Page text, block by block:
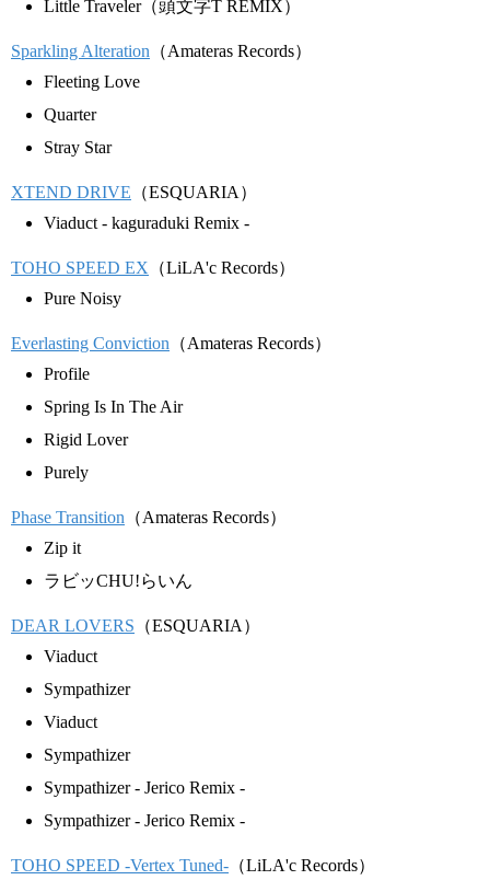
Little Traveler（頭文字T REMIX）
Sparkling Alteration （Amateras Records）
Fleeting Love
Quarter
Stray Star
XTEND DRIVE （ESQUARIA）
Viaduct - kaguraduki Remix -
TOHO SPEED EX （LiLA'c Records）
Pure Noisy
Everlasting Conviction （Amateras Records）
Profile
Spring Is In The Air
Rigid Lover
Purely
Phase Transition （Amateras Records）
Zip it
ラビッCHU!らいん
DEAR LOVERS （ESQUARIA）
Viaduct
Sympathizer
Viaduct
Sympathizer
Sympathizer - Jerico Remix -
Sympathizer - Jerico Remix -
TOHO SPEED -Vertex Tuned- （LiLA'c Records）